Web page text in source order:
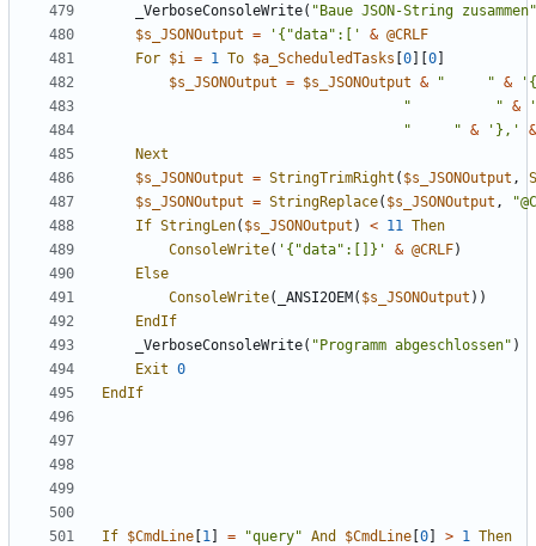
_VerboseConsoleWrite( "Baue JSON-String zusammen"
$s_JSONOutput = '{"data":[' & @CRLF
For $i = 1 To $a_ScheduledTasks [0][0]
$s_JSONOutput = $s_JSONOutput & "     " &
"          " &
"     " & '},'
&
Next
$s_JSONOutput = StringTrimRight ( $s_JSONOutput ,
$s_JSONOutput = StringReplace( $s_JSONOutput ,
If StringLen( $s_JSONOutput ) < 11
Then
ConsoleWrite( '{"data":[]}' & @CRLF)
Else
ConsoleWrite( _ANSI2OEM( $s_JSONOutput ))
EndIf
_VerboseConsoleWrite( "Programm abgeschlossen" )
Exit 0
EndIf
If $CmdLine [1 ] = "query" And $CmdLine [0] > 1
Then